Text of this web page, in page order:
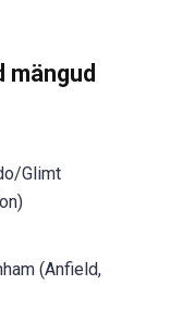
mängud
Glimt
(Anfield,